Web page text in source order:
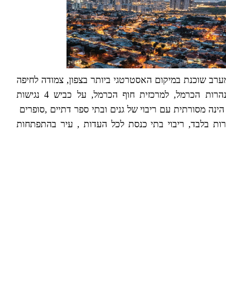
שוכנת במיקום האסטרטגי ביותר בצפון, צמודה לחיפה
למת"מ , למנהרות הכרמל, למרכזית חוף הכרמל, על כביש 4 נגישות
מסורתית עם ריבוי של גנים ובתי ספר דתיים ,סופרים
בלבד, ריבוי בתי כנסת לכל העדות , עיר בהתפתחות